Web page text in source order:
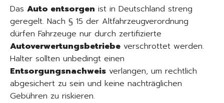
Das Auto entsorgen ist in Deutschland streng
geregelt. Nach § 15 der Altfahrzeugverordnung
dürfen Fahrzeuge nur durch zertifizierte
Autoverwertungsbetriebe verschrottet werden.
Halter sollten unbedingt einen
Entsorgungsnachweis verlangen, um rechtlich
abgesichert zu sein und keine nachträglichen
Gebühren zu riskieren.